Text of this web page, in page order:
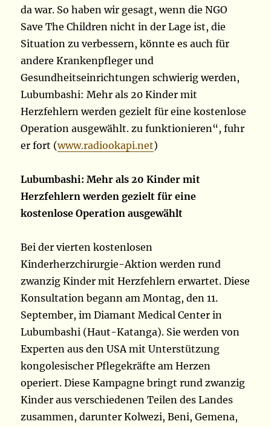
da war. So haben wir gesagt, wenn die NGO
Save The Children nicht in der Lage ist, die
Situation zu verbessern, könnte es auch für
andere Krankenpfleger und
Gesundheitseinrichtungen schwierig werden,
Lubumbashi: Mehr als 20 Kinder mit
Herzfehlern werden gezielt für eine kostenlose
Operation ausgewählt. zu funktionieren“, fuhr
er fort (www.radiookapi.net)
Lubumbashi: Mehr als 20 Kinder mit
Herzfehlern werden gezielt für eine
kostenlose Operation ausgewählt
Bei der vierten kostenlosen
Kinderherzchirurgie-Aktion werden rund
zwanzig Kinder mit Herzfehlern erwartet. Diese
Konsultation begann am Montag, den 11.
September, im Diamant Medical Center in
Lubumbashi (Haut-Katanga). Sie werden von
Experten aus den USA mit Unterstützung
kongolesischer Pflegekräfte am Herzen
operiert. Diese Kampagne bringt rund zwanzig
Kinder aus verschiedenen Teilen des Landes
zusammen, darunter Kolwezi, Beni, Gemena,